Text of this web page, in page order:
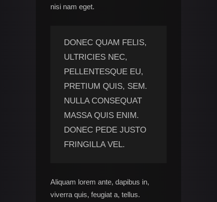
nisi nam eget.
DONEC QUAM FELIS,
ULTRICIES NEC,
PELLENTESQUE EU,
PRETIUM QUIS, SEM.
NULLA CONSEQUAT
MASSA QUIS ENIM.
DONEC PEDE JUSTO
FRINGILLA VEL.
Aliquam lorem ante, dapibus in,
viverra quis, feugiat a, tellus.